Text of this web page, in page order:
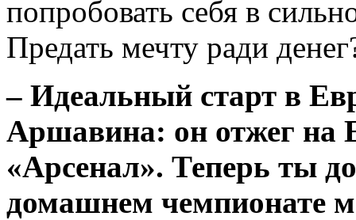
попробовать себя в
Предать мечту ради
– Идеальный старт в
Аршавина: он отжег на
«Арсенал». Теперь ты
домашнем чемпионате